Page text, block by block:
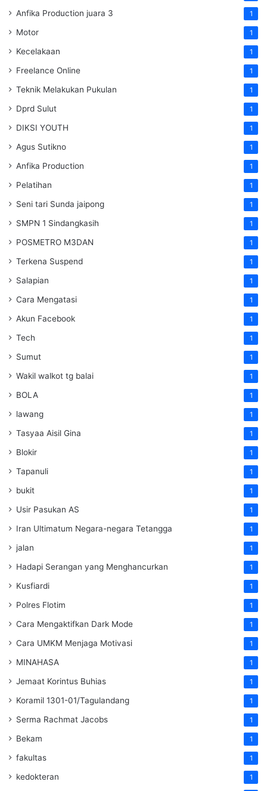
Anfika Production juara 3 1
Motor 1
Kecelakaan 1
Freelance Online 1
Teknik Melakukan Pukulan 1
Dprd Sulut 1
DIKSI YOUTH 1
Agus Sutikno 1
Anfika Production 1
Pelatihan 1
Seni tari Sunda jaipong 1
SMPN 1 Sindangkasih 1
POSMETRO M3DAN 1
Terkena Suspend 1
Salapian 1
Cara Mengatasi 1
Akun Facebook 1
Tech 1
Sumut 1
Wakil walkot tg balai 1
BOLA 1
lawang 1
Tasyaa Aisil Gina 1
Blokir 1
Tapanuli 1
bukit 1
Usir Pasukan AS 1
Iran Ultimatum Negara-negara Tetangga 1
jalan 1
Hadapi Serangan yang Menghancurkan 1
Kusfiardi 1
Polres Flotim 1
Cara Mengaktifkan Dark Mode 1
Cara UMKM Menjaga Motivasi 1
MINAHASA 1
Jemaat Korintus Buhias 1
Koramil 1301-01/Tagulandang 1
Serma Rachmat Jacobs 1
Bekam 1
fakultas 1
kedokteran 1